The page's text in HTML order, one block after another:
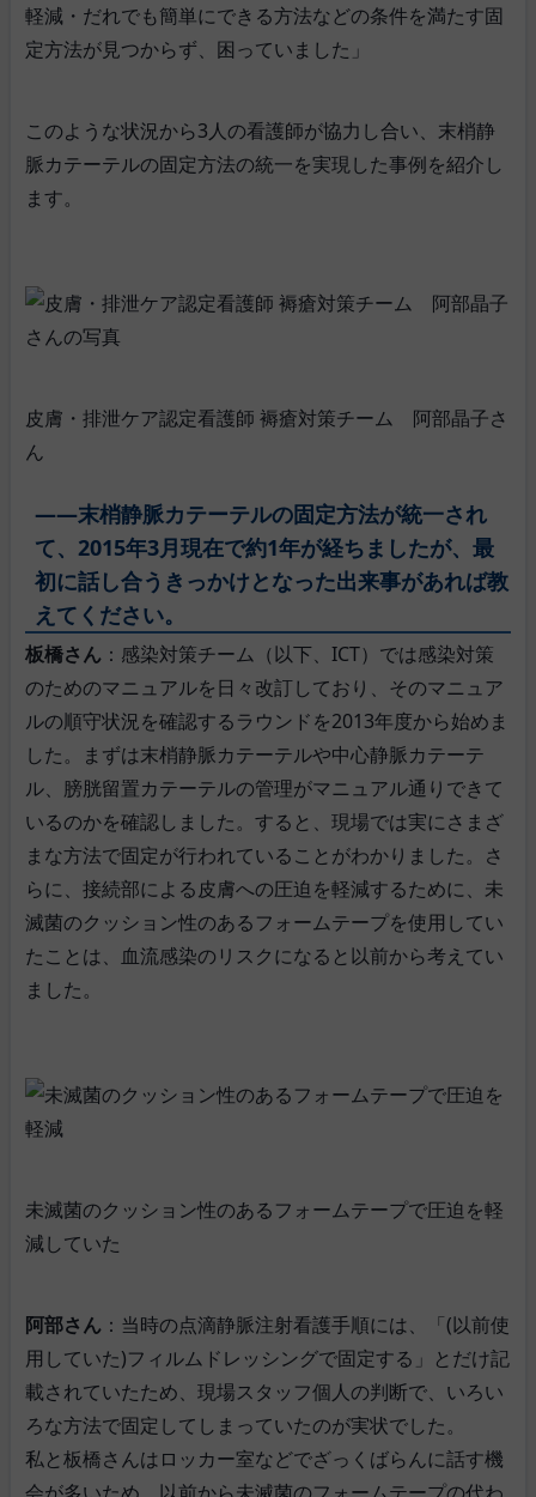
軽減・だれでも簡単にできる方法などの条件を満たす固
定方法が見つからず、困っていました」
このような状況から3人の看護師が協力し合い、末梢静
脈カテーテルの固定方法の統一を実現した事例を紹介し
ます。
皮膚・排泄ケア認定看護師 褥瘡対策チーム 阿部晶子さ
ん
――末梢静脈カテーテルの固定方法が統一され
て、2015年3月現在で約1年が経ちましたが、最
初に話し合うきっかけとなった出来事があれば教
えてください。
板橋さん ：感染対策チーム（以下、ICT）では感染対策
のためのマニュアルを日々改訂しており、そのマニュア
ルの順守状況を確認するラウンドを2013年度から始めま
した。まずは末梢静脈カテーテルや中心静脈カテーテ
ル、膀胱留置カテーテルの管理がマニュアル通りできて
いるのかを確認しました。すると、現場では実にさまざ
まな方法で固定が行われていることがわかりました。さ
らに、接続部による皮膚への圧迫を軽減するために、未
滅菌のクッション性のあるフォームテープを使用してい
たことは、血流感染のリスクになると以前から考えてい
ました。
未滅菌のクッション性のあるフォームテープで圧迫を軽
減していた
阿部さん ：当時の点滴静脈注射看護手順には、「(以前使
用していた)フィルムドレッシングで固定する」とだけ記
載されていたため、現場スタッフ個人の判断で、いろい
ろな方法で固定してしまっていたのが実状でした。
私と板橋さんはロッカー室などでざっくばらんに話す機